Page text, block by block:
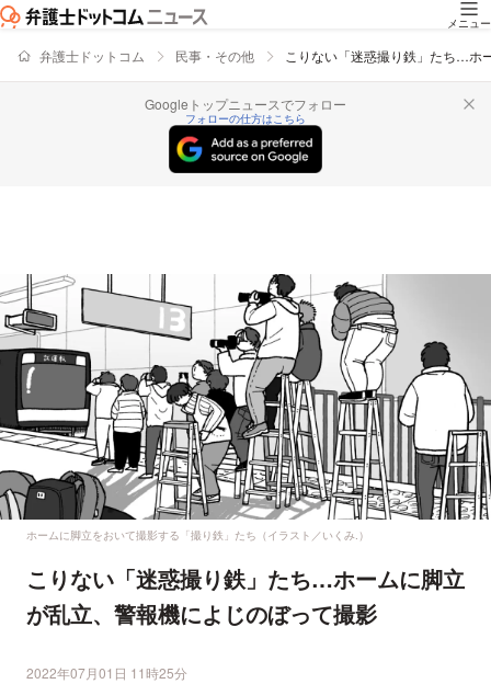
メニュー
弁護士ドットコム 民事・その他 こりない「迷惑撮り鉄」たち…ホ
Googleトップニュースでフォロー
フォローの仕方はこちら
ホームに脚立をおいて撮影する「撮り鉄」たち（イラスト／いくみ.）
こりない「迷惑撮り鉄」たち…ホームに脚立
が乱立、警報機によじのぼって撮影
2022年07月01日 11時25分